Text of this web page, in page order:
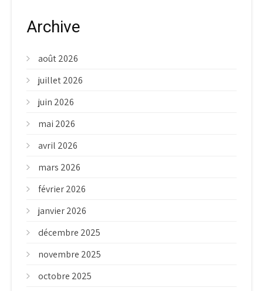
Archive
août 2026
juillet 2026
juin 2026
mai 2026
avril 2026
mars 2026
février 2026
janvier 2026
décembre 2025
novembre 2025
octobre 2025